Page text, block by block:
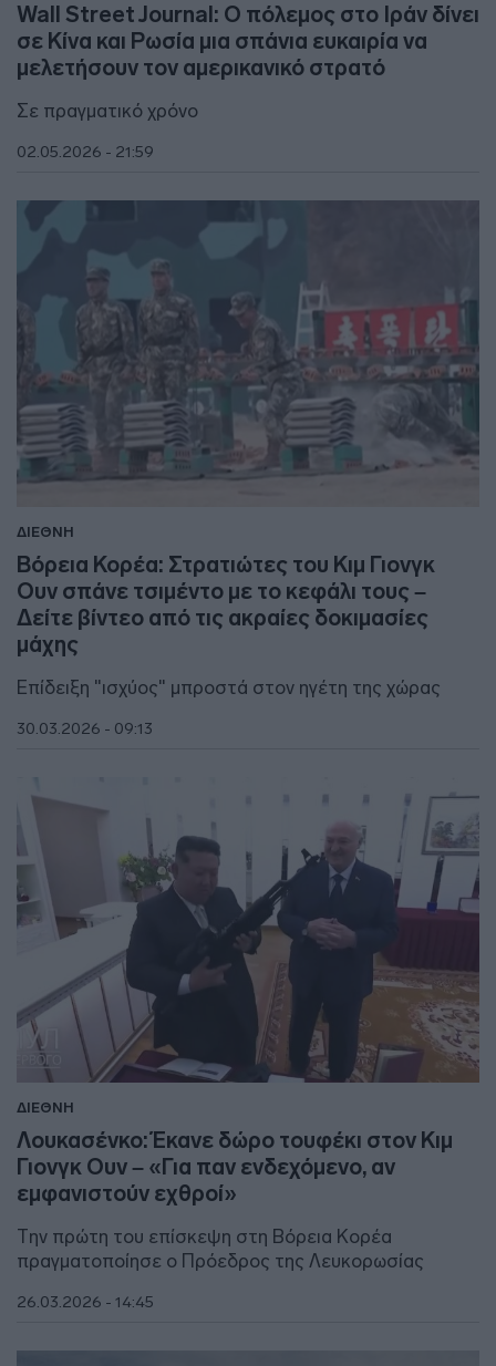
Wall Street Journal: Ο πόλεμος στο Ιράν δίνει
σε Κίνα και Ρωσία μια σπάνια ευκαιρία να
μελετήσουν τον αμερικανικό στρατό
Σε πραγματικό χρόνο
02.05.2026 - 21:59
ΔΙΕΘΝΗ
Βόρεια Κορέα: Στρατιώτες του Κιμ Γιονγκ
Ουν σπάνε τσιμέντο με το κεφάλι τους –
Δείτε βίντεο από τις ακραίες δοκιμασίες
μάχης
Eπίδειξη "ισχύος" μπροστά στον ηγέτη της χώρας
30.03.2026 - 09:13
ΔΙΕΘΝΗ
Λουκασένκο: Έκανε δώρο τουφέκι στον Κιμ
Γιονγκ Ουν – «Για παν ενδεχόμενο, αν
εμφανιστούν εχθροί»
Την πρώτη του επίσκεψη στη Βόρεια Κορέα
πραγματοποίησε ο Πρόεδρος της Λευκορωσίας
26.03.2026 - 14:45